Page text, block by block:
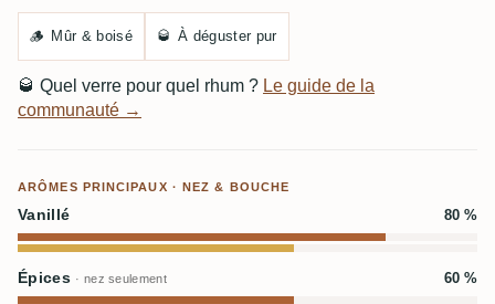
🪵 Mûr & boisé 🥃 À déguster pur
🥃 Quel verre pour quel rhum ? Le guide de la
communauté →
ARÔMES PRINCIPAUX · NEZ & BOUCHE
Vanillé 80 %
Épices · nez seulement 60 %